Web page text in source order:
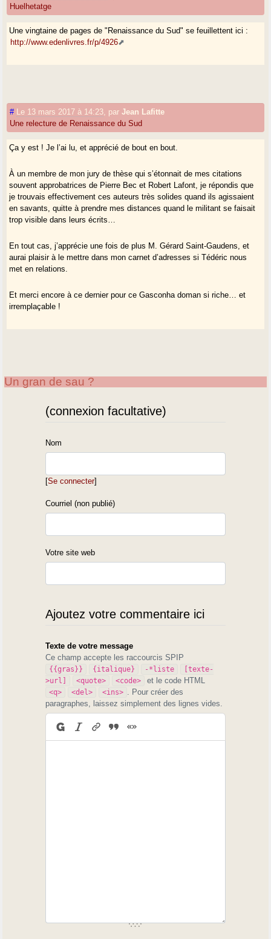
Huelhetatge
Une vingtaine de pages de "Renaissance du Sud" se feuillettent ici :
http://www.edenlivres.fr/p/4926
# Le 13 mars 2017 à 14:23 parJean Lafitte
Une relecture de Renaissance du Sud
Ça y est ! Je l’ai lu, et apprécié de bout en bout.
À un membre de mon jury de thèse qui s’étonnait de mes citations
souvent approbatrices de Pierre Bec et Robert Lafont, je répondis que
je trouvais effectivement ces auteurs très solides quand ils agissaient
en savants, quitte à prendre mes distances quand le militant se faisait
trop visible dans leurs écrits…
En tout cas, j’apprécie une fois de plus M. Gérard Saint-Gaudens, et
aurai plaisir à le mettre dans mon carnet d’adresses si Tédéric nous
met en relations.
Et merci encore à ce dernier pour ce Gasconha doman si riche… et
irremplaçable !
Un gran de sau ?
(connexion facultative)
Nom
[Se connecter]
Courriel (non publié)
Votre site web
Ajoutez votre commentaire ici
Texte de votre message
Ce champ accepte les raccourcis SPIP
{{gras}} {italique} -*liste
[texte-
>url]
<quote> <code> et le code HTML
<q> <del> <ins>
. Pour créer des
paragraphes, laissez simplement des lignes vides.